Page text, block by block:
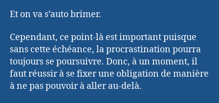
Et on va s’auto brimer.
Cependant, ce point-là est important puisque
sans cette échéance, la procrastination pourra
toujours se poursuivre. Donc, à un moment, il
faut réussir à se fixer une obligation de manière
à ne pas pouvoir à aller au-delà.